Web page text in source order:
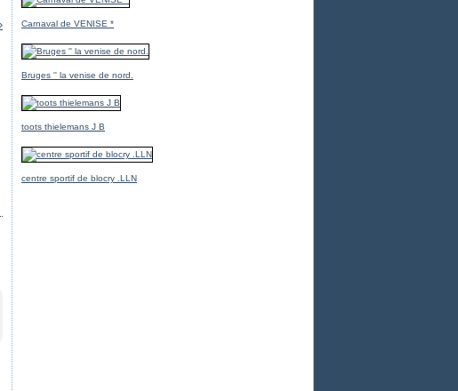
Carnaval de VENISE *
Bruges '' la venise de nord.
toots thielemans J B
centre sportif de blocry .LLN